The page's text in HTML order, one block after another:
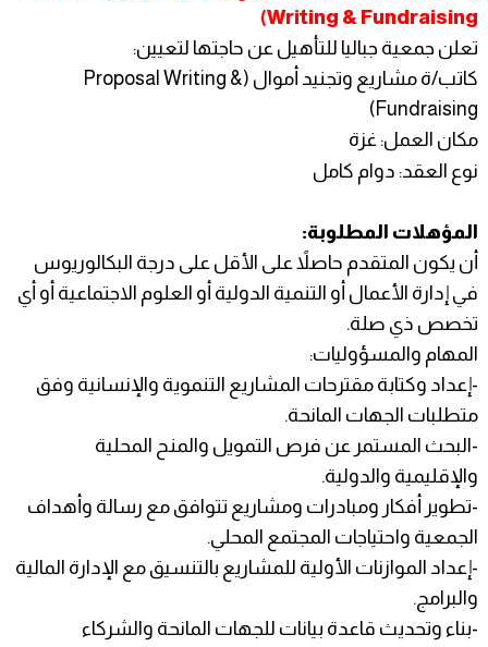
Writing & Fundraising)
تعلن جمعية جباليا للتأهيل عن حاجتها لتعيين:
كاتب/ة مشاريع وتجنيد أموال (Proposal Writing &
Fundraising)
مكان العمل: غزة
نوع العقد: دوام كامل
المؤهلات المطلوبة:
أن يكون المتقدم حاصلاً على الأقل على درجة البكالوريوس
في إدارة الأعمال أو التنمية الدولية أو العلوم الاجتماعية أو أي
تخصص ذي صلة.
المهام والمسؤوليات:
-إعداد وكتابة مقترحات المشاريع التنموية والإنسانية وفق
متطلبات الجهات المانحة.
-البحث المستمر عن فرص التمويل والمنح المحلية
والإقليمية والدولية.
-تطوير أفكار ومبادرات ومشاريع تتوافق مع رسالة وأهداف
الجمعية واحتياجات المجتمع المحلي.
-إعداد الموازنات الأولية للمشاريع بالتنسيق مع الإدارة المالية
والبرامج.
-بناء وتحديث قاعدة بيانات للجهات المانحة والشركاء